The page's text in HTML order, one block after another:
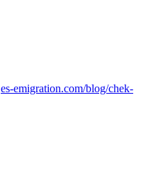
es-emigration.com/blog/chek-